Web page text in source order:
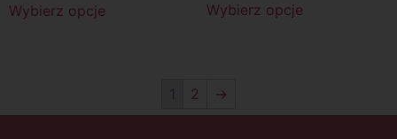
Wybierz opcje Wybierz opcje
1 2 →